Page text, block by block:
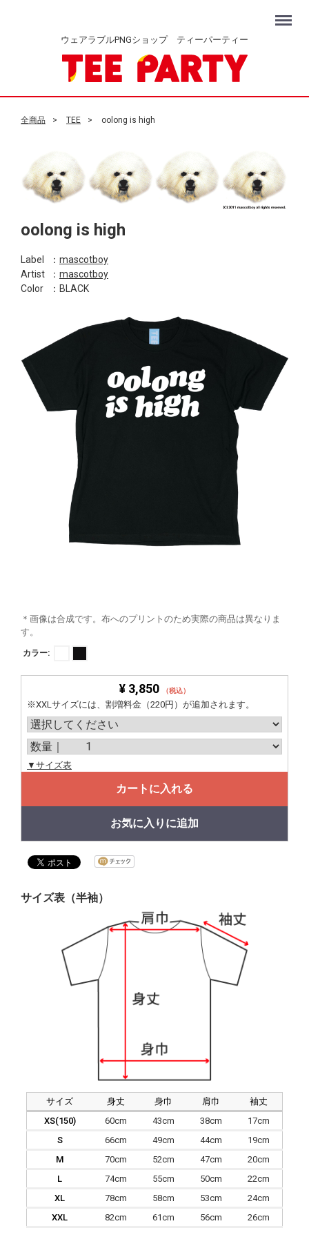
ウェアラブルPNGショップ ティーパーティー
Menu
全商品 TEE oolong is high
oolong is high
Label ： mascotboy
Artist
： mascotboy
Color
：BLACK
＊画像は合成です。布へのプリントのため実際の商品は異なりま
す。
カラー:
¥ 3,850 （税込）
※XXLサイズには、割増料金（220円）が追加されます。
▼サイズ表
カートに入れる
お気に入りに追加
サイズ表（半袖）
サイズ 身丈 身巾 肩巾
袖丈
XS(150)
60cm 43cm 38cm
17cm
S
66cm 49cm 44cm
19cm
M
70cm 52cm 47cm
20cm
L
74cm 55cm 50cm
22cm
XL
78cm 58cm 53cm
24cm
XXL
82cm 61cm 56cm 26cm